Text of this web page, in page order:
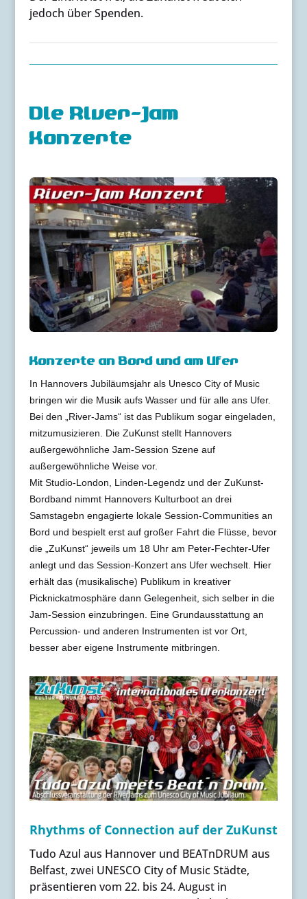
jedoch über Spenden.
Die River-Jam
Konzerte
Konzerte an Bord und am Ufer
In Hannovers Jubiläumsjahr als Unesco City of Music
bringen wir die Musik aufs Wasser und für alle ans Ufer.
Bei den „River-Jams“ ist das Publikum sogar eingeladen,
mitzumusizieren. Die ZuKunst stellt Hannovers
außergewöhnliche Jam-Session Szene auf
außergewöhnliche Weise vor.
Mit Studio-London, Linden-Legendz und der ZuKunst-
Bordband nimmt Hannovers Kulturboot an drei
Samstagebn engagierte lokale Session-Communities an
Bord und bespielt erst auf großer Fahrt die Flüsse, bevor
die „ZuKunst“ jeweils um 18 Uhr am Peter-Fechter-Ufer
anlegt und das Session-Konzert ans Ufer wechselt. Hier
erhält das (musikalische) Publikum in kreativer
Picknickatmosphäre dann Gelegenheit, sich selber in die
Jam-Session einzubringen. Eine Grundausstattung an
Percussion- und anderen Instrumenten ist vor Ort,
besser aber eigene Instrumente mitbringen.
Rhythms of Connection auf der ZuKunst
Tudo Azul aus Hannover und BEATnDRUM aus
Belfast, zwei UNESCO City of Music Städte,
präsentieren vom 22. bis 24. Augustin